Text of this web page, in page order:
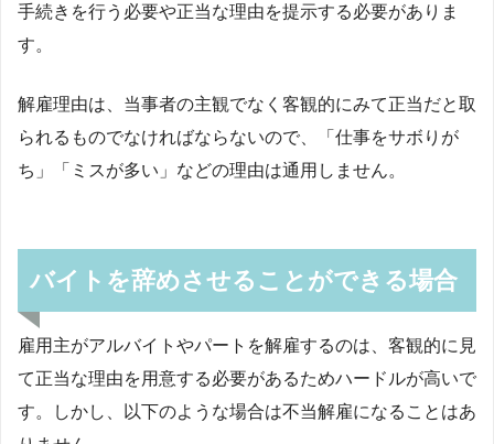
手続きを行う必要や正当な理由を提示する必要がありま
す。
解雇理由は、当事者の主観でなく客観的にみて正当だと取
られるものでなければならないので、「仕事をサボりが
ち」「ミスが多い」などの理由は通用しません。
バイトを辞めさせることができる場合
雇用主がアルバイトやパートを解雇するのは、客観的に見
て正当な理由を用意する必要があるためハードルが高いで
す。しかし、以下のような場合は不当解雇になることはあ